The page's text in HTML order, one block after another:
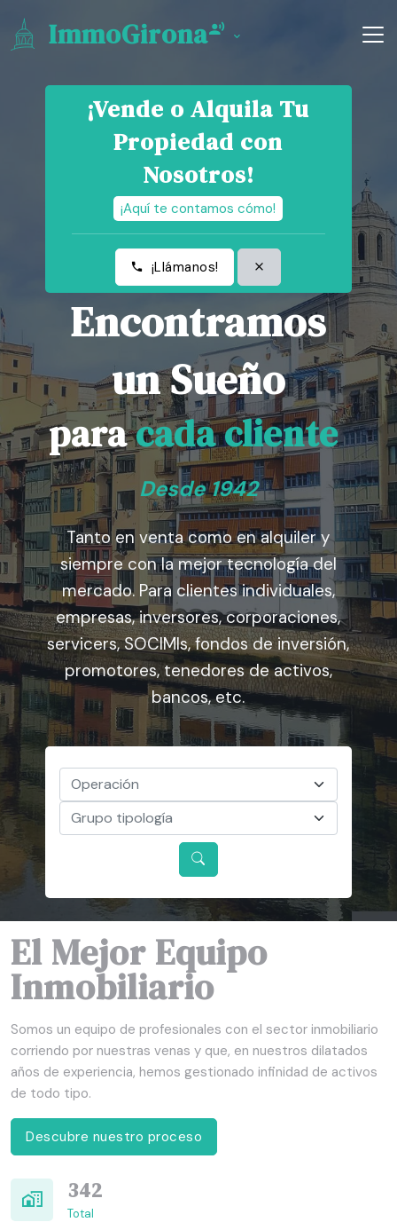
ImmoGirona
¡Vende o Alquila Tu
Propiedad con
Nosotros!
¡Aquí te contamos cómo!
¡Llámanos!
Encontramos
un Sueño
paracada cliente
Desde 1942
Tanto en venta como en alquiler y
siempre con la mejor tecnología del
mercado. Para clientes individuales,
empresas, inversores, corporaciones,
servicers, SOCIMIs, fondos de inversión,
promotores, tenedores de activos,
bancos, etc.
Operación
Grupo tipología
El Mejor Equipo
Inmobiliario
Somos un equipo de profesionales con el sector inmobiliario
corriendo por nuestras venas y que, en nuestros dilatados
años de experiencia, hemos gestionado infinidad de activos
de todo tipo.
Descubre nuestro proceso
342
Total